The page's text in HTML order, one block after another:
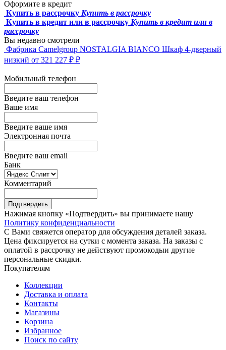
Оформите в кредит
Купить в рассрочку Купить в рассрочку
Купить в кредит или в рассрочку Купить в кредит или в
рассрочку
Вы недавно смотрели
Фабрика Camelgroup NOSTALGIA BIANCO Шкаф 4-дверный
низкий от 321 227 ₽ ₽
Мобильный телефон
Введите ваш телефон
Ваше имя
Введите ваше имя
Электронная почта
Введите ваш email
Банк
Комментарий
Подтвердить
Нажимая кнопку «Подтвердить» вы принимаете нашу
Политику конфиденциальности
С Вами свяжется оператор для обсуждения деталей заказа.
Цена фиксируется на сутки с момента заказа. На заказы с
оплатой в рассрочку не действуют промокодыи другие
персональные скидки.
Покупателям
Коллекции
Доставка и оплата
Контакты
Магазины
Корзина
Избранное
Поиск по сайту